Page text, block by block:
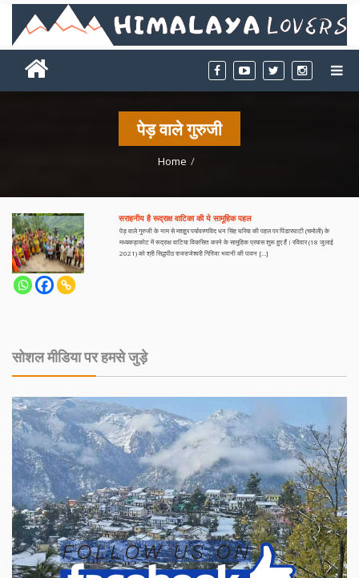
पेड़ वाले गुरुजी
Home
सराहनीय है रूद्राक्ष वाटिका की ये सामूहिक पहल
पेड़ वाले गुरुजी के नाम से मशहूर पर्यावरणविद धन सिंह घरिया की पहल पर पिंडारघाटी (चमोली) के
मध्यकड़ाकोट में रूद्राक्ष वाटिया विकसित करने के सामूहिक प्रयास शुरू हुए हैं। रविवार (18 जुलाई
2021) को श्री सिद्धपीठ राजराजेश्वरी गिरिजा भवानी की पावन […]
सोशल मीडिया पर हमसे जुड़े